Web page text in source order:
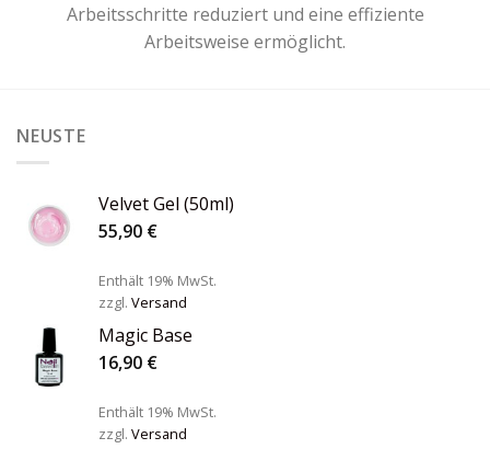
Arbeitsschritte reduziert und eine effiziente
Arbeitsweise ermöglicht.
NEUSTE
Velvet Gel (50ml)
55,90 €
Enthält 19% MwSt.
zzgl. Versand
Magic Base
16,90 €
Enthält 19% MwSt.
zzgl. Versand